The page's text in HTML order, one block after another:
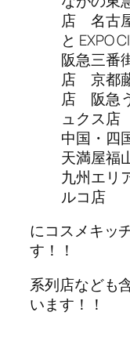
店 名古
と EXPO
阪急三番
店 京都
店 阪急
ュクス店
中国・四
天満屋福
九州エ
ルコ店
にコスメキッ
す！！
系列店なども
います！！